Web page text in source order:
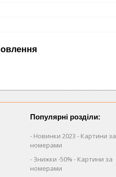
Популярні розділи:
Новинки 2023 - Картини за
номерами
Знижки -50% - Картини за
номерами